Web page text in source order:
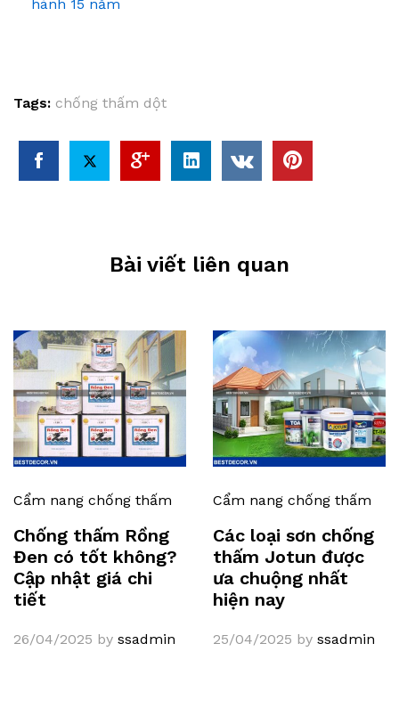
hành 15 năm
Tags: chống thấm dột
Bài viết liên quan
Cẩm nang chống thấm
Chống thấm Rồng
Đen có tốt không?
Cập nhật giá chi
tiết
26/04/2025 by ssadmin
Cẩm nang chống thấm
Các loại sơn chống
thấm Jotun được
ưa chuộng nhất
hiện nay
25/04/2025 by ssadmin